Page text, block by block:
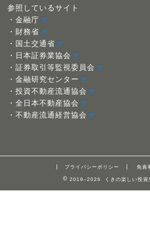
参照しているサイト
・金融庁
・財務省
・国土交通省
・日本証券業協会
・証券取引等監視委員会
・金融研究センター
・投資不動産流通協会
・全日本不動産協会
・不動産流通経営協会
プライバシーポリシー 免責
2019–2026 くきの楽しい投資